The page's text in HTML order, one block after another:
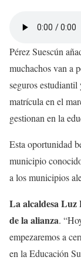
Pérez Suescún
muchachos van a
seguros
matrícula en el
gestionan en la
Esta oportunidad
municipio
a los municipios
La alcaldesa Luz
de la alianza.
empezaremos a
en la Educación